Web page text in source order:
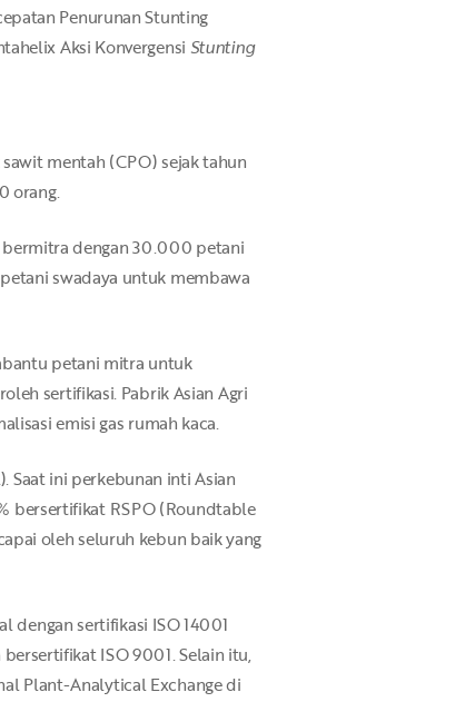
Penurunan Stunting
Aksi Konvergensi Stunting
mentah (CPO) sejak tahun
orang.
bermitra dengan 30.000 petani
swadaya untuk membawa
petani mitra untuk
sertifikasi. Pabrik Asian Agri
emisi gas rumah kaca.
Saat ini perkebunan inti Asian
bersertifikat RSPO (Roundtable
oleh seluruh kebun baik yang
dengan sertifikasi ISO 14001
ISO 9001. Selain itu,
Plant-Analytical Exchange di